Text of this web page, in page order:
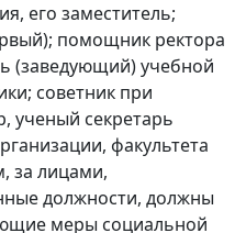
его заместитель;
помощник ректора
(заведующий) учебной
советник при
ученый секретарь
факультета
за лицами,
должности, должны
меры социальной